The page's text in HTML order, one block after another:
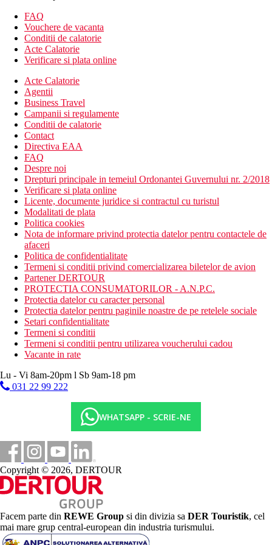
Alte tipuri de camere
facilitatile de mai sus)
Camera dubla, Promo, Vedere peisaj: numar limitat de
camere la pret redus, locatie mai putin convenabila
Camera dubla, superioara, vedere laterala la mare
in vile de la etajul 1, in gradina, cu acces la piscina privata
pe scari
Camera de familie, de lux, la parter, cu acces la inot:
situata in vile de la parter in gradina, cu acces la piscina
privata
Suita Junior: mai spatioasa, dormitor si living
Descrierea hotelului
hol de intrare cu receptie
restaurantul principal
4 restaurante cu servicii (1x pe sejur unul dintre ele gratuit,
este necesara rezervare)
5 baruri
Wi-Fi in zona
4 sali de conferinta
magazine
discoteca
cafenea
spalatorie (contra cost)
coafor (contra cost)
magazin de bijuterii
2 piscine exterioare (sezlonguri, saltele, umbrele de soare
si prosoape gratuite)
piscina interioara
tobogane si tobogane cu apa
bazin pentru copii si bazin pentru copii
junior club (pentru copii 13-17 ani)
babysitting (contra cost)
paturi pentru copii
Descrierea plajei
nisipoase - pe alocuri pietricele
sezlonguri, umbrele si prosoape gratuite
bar pe plaja
Activitati sportive gratuite
programe de animatie de zi si de seara
cinema
muzica live
2 terenuri de tenis (iluminat contra cost)
aerobic
FAQ
Vouchere de vacanta
Conditii de calatorie
Acte Calatorie
Verificare si plata online
Acte Calatorie
Agentii
Business Travel
Campanii si regulamente
Conditii de calatorie
Contact
Directiva EAA
FAQ
Despre noi
Drepturi principale in temeiul Ordonantei Guvernului nr. 2/2018
Verificare si plata online
Licente, documente juridice si contractul cu turistul
Modalitati de plata
Politica cookies
Nota de informare privind protectia datelor pentru contactele de
afaceri
Politica de confidentialitate
Termeni si conditii privind comercializarea biletelor de avion
Partener DERTOUR
PROTECTIA CONSUMATORILOR - A.N.P.C.
Protectia datelor cu caracter personal
Protectia datelor pentru paginile noastre de pe retelele sociale
Setari confidentialitate
Termeni si conditii
Termeni si conditii pentru utilizarea voucherului cadou
Vacante in rate
Lu - Vi 8am-20pm l Sb 9am-18 pm
031 22 99 222
WHATSAPP - SCRIE-NE
Copyright © 2026, DERTOUR
Facem parte din REWE Group si din divizia sa DER Touristik, cel
mai mare grup central-european din industria turismului.